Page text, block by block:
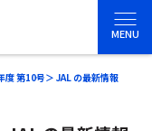
MENU
第10号＞ JAL の最新情報